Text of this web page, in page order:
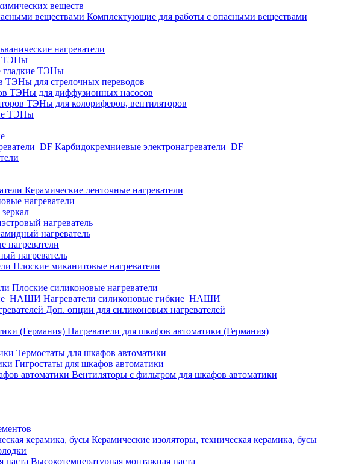
веществ
Комплектующие для работы с опасными веществами
нагреватели
ТЭНы
гладкие ТЭНы
ТЭНы для стрелочных переводов
ТЭНы для диффузионных насосов
ТЭНы для колориферов, вентиляторов
ТЭНы
Карбидокремниевые электронагреватели_DF
Керамические ленточные нагреватели
нагреватели
нагреватель
нагреватель
нагреватели
нагреватель
Плоские миканитовые нагреватели
Плоские силиконовые нагреватели
Нагреватели силиконовые гибкие_НАШИ
Доп. опции для силиконовых нагревателей
Нагреватели для шкафов автоматики (Германия)
Термостаты для шкафов автоматики
Гигростаты для шкафов автоматики
Вентиляторы с фильтром для шкафов автоматики
Керамические изоляторы, техническая керамика, бусы
Высокотемпературная монтажная паста